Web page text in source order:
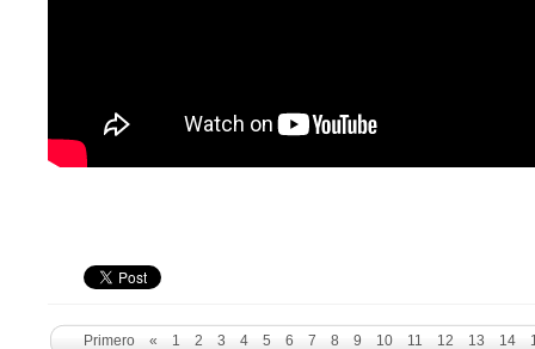
Primero « 1 2 3 4 5 6 7 8 9 10 11 12 13 14